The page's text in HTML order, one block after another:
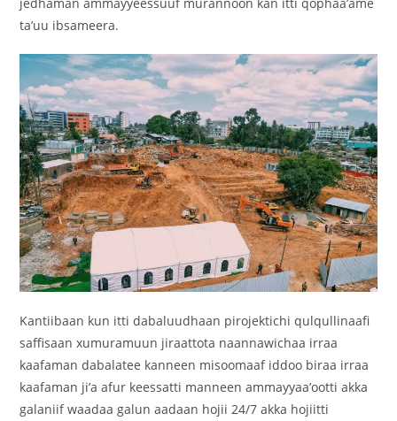
ta’uu ibsameera.
‎Kantiibaan kun itti dabaluudhaan pirojektichi qulqullinaafi
saffisaan xumuramuun jiraattota naannawichaa irraa
kaafaman dabalatee kanneen misoomaaf iddoo biraa irraa
kaafaman ji’a afur keessatti manneen ammayyaa’ootti akka
galaniif waadaa galun aadaan hojii 24/7 akka hojiitti